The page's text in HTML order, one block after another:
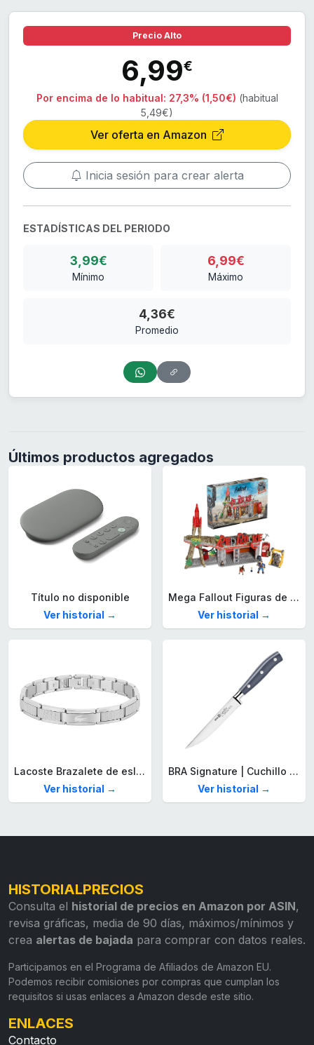
Precio Alto
6,99€
Por encima de lo habitual: 27,3% (1,50€) (habitual
5,49€)
Ver oferta en Amazon
Inicia sesión para crear alerta
ESTADÍSTICAS DEL PERIODO
3,99€
Mínimo
6,99€
Máximo
4,36€
Promedio
Últimos productos agregados
Título no disponible
Ver historial →
Mega Fallout Figuras de acción y Juguetes de construcción, Parada de Camiones Red Rocket con 824 Piezas, 2 Personajes articulados y Accesorios, para coleccionistas, HXT00
Ver historial →
Lacoste Brazalete de eslabón para Hombre Colección STENCIL de Acero inoxidable
Ver historial →
BRA Signature | Cuchillo tomatero 120 mm, Acero Inoxidable alemán forjado con Molibdeno Vanadio, Mango Remachado ABS, Diseño Ergonómico, Hoja 1,6 mm espesor
Ver historial →
HISTORIALPRECIOS
Consulta el historial de precios en Amazon por ASIN,
revisa gráficas, media de 90 días, máximos/mínimos y
crea alertas de bajada para comprar con datos reales.
Participamos en el Programa de Afiliados de Amazon EU.
Podemos recibir comisiones por compras que cumplan los
requisitos si usas enlaces a Amazon desde este sitio.
ENLACES
Contacto